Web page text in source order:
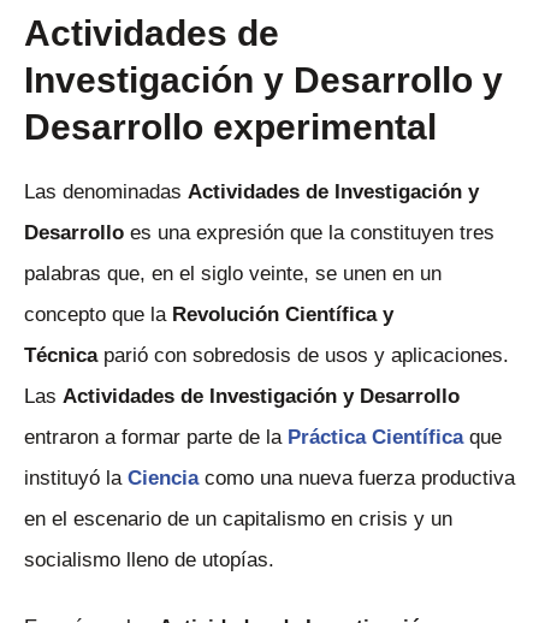
Actividades de
Investigación y Desarrollo y
Desarrollo experimental
Las denominadas Actividades de Investigación y
Desarrollo es una expresión que la constituyen tres
palabras que, en el siglo veinte, se unen en un
concepto que la Revolución Científica y
Técnica parió con sobredosis de usos y aplicaciones.
Las Actividades de Investigación y Desarrollo
entraron a formar parte de la Práctica Científicaque
instituyó la Cienciacomo una nueva fuerza productiva
en el escenario de un capitalismo en crisis y un
socialismo lleno de utopías.